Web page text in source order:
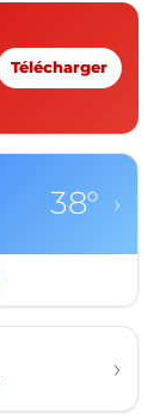
Télécharger
38° ›
›